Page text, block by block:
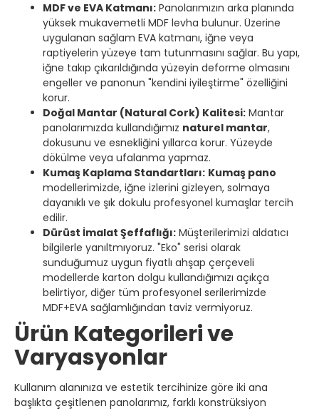
MDF ve EVA Katmanı: Panolarımızın arka planında
yüksek mukavemetli MDF levha bulunur. Üzerine
uygulanan sağlam EVA katmanı, iğne veya
raptiyelerin yüzeye tam tutunmasını sağlar. Bu yapı,
iğne takıp çıkarıldığında yüzeyin deforme olmasını
engeller ve panonun "kendini iyileştirme" özelliğini
korur.
Doğal Mantar (Natural Cork) Kalitesi: Mantar
panolarımızda kullandığımız naturel mantar,
dokusunu ve esnekliğini yıllarca korur. Yüzeyde
dökülme veya ufalanma yapmaz.
Kumaş Kaplama Standartları: Kumaş pano
modellerimizde, iğne izlerini gizleyen, solmaya
dayanıklı ve şık dokulu profesyonel kumaşlar tercih
edilir.
Dürüst İmalat Şeffaflığı: Müşterilerimizi aldatıcı
bilgilerle yanıltmıyoruz. "Eko" serisi olarak
sunduğumuz uygun fiyatlı ahşap çerçeveli
modellerde karton dolgu kullandığımızı açıkça
belirtiyor, diğer tüm profesyonel serilerimizde
MDF+EVA sağlamlığından taviz vermiyoruz.
Ürün Kategorileri ve
Varyasyonlar
Kullanım alanınıza ve estetik tercihinize göre iki ana
başlıkta çeşitlenen panolarımız, farklı konstrüksiyon